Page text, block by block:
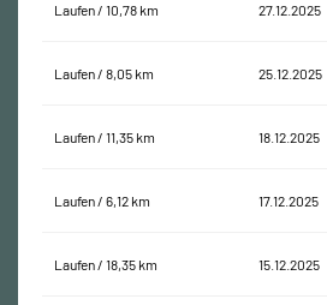
Laufen / 10,78 km 27.12.2025
Laufen / 8,05 km 25.12.2025
Laufen / 11,35 km 18.12.2025
Laufen / 6,12 km 17.12.2025
Laufen / 18,35 km 15.12.2025